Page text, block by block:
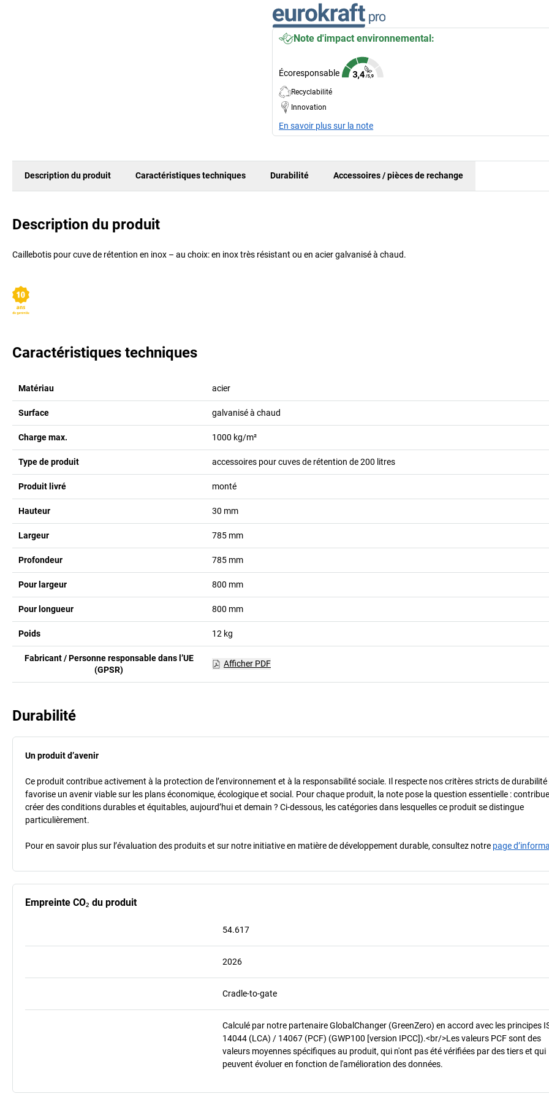
Note d'impact environnemental:
Écoresponsable
Recyclabilité
Innovation
En savoir plus sur la note
Description du produit Caractéristiques techniques Durabilité Accessoires / pièces de rechange
Description du produit
Caillebotis pour cuve de rétention en inox – au choix: en inox très résistant ou en acier galvanisé à chaud.
Caractéristiques techniques
Matériau acier
Surface galvanisé à chaud
Charge max. 1000 kg/m²
Type de produit accessoires pour cuves de rétention de 200 litres
Produit livré monté
Hauteur 30 mm
Largeur 785 mm
Profondeur 785 mm
Pour largeur 800 mm
Pour longueur 800 mm
Poids 12 kg
Fabricant / Personne responsable dans l’UE
(GPSR)
Afficher PDF
Durabilité
Un produit d’avenir
Ce produit contribue activement à la protection de l’environnement et à la responsabilité sociale. Il respecte nos critères stricts de durabilité
favorise un avenir viable sur les plans économique, écologique et social. Pour chaque produit, la note pose la question essentielle :
créer des conditions durables et équitables, aujourd’hui et demain ? Ci-dessous, les catégories dans lesquelles ce produit se distingue
particulièrement.
Pour en savoir plus sur l’évaluation des produits et sur notre initiative en matière de développement durable, consultez notre page
Empreinte CO₂ du produit
54.617
2026
Cradle-to-gate
Calculé par notre partenaire GlobalChanger (GreenZero) en accord avec les principes
14044 (LCA) / 14067 (PCF) (GWP100 [version IPCC]).<br/>Les valeurs PCF sont des
valeurs moyennes spécifiques au produit, qui n'ont pas été vérifiées par des tiers et qui
peuvent évoluer en fonction de l'amélioration des données.